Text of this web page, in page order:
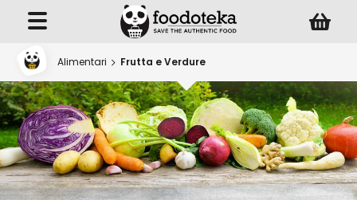
Alimentari Frutta e Verdure